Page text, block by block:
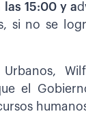
15:00 y a
si no se
el